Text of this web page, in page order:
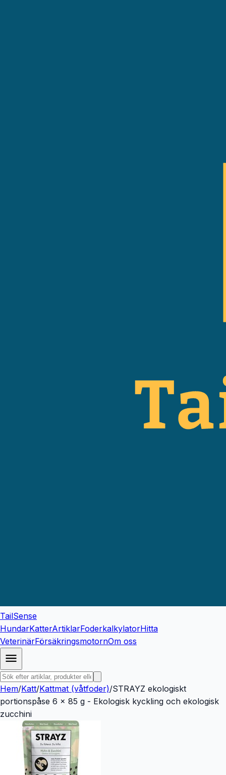
TailSense
HundarKatterArtiklarFoderkalkylatorHitta
VeterinärFörsäkringsmotornOm oss
Hem/Katt/Kattmat (våtfoder)/STRAYZ ekologiskt
portionspåse 6 x 85 g - Ekologisk kyckling och ekologisk
zucchini